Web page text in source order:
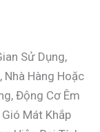
Sử Dụng,
Hàng Hoặc
Động Cơ Êm
Mát Khắp